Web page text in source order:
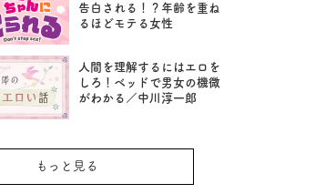
告白される！？年齢を重ね
るほどモテる女性
人間を理解するにはエロを
しろ！ベッドで男女の機微
がわかる／中川淳一郎
もっと見る